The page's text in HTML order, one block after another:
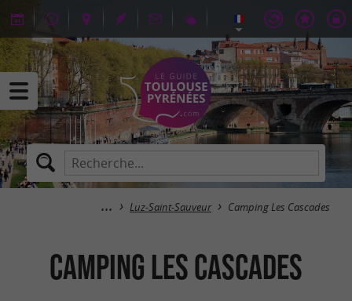
Luz-Saint-Sauveur Camping Les Cascades
Camping Les Cascades